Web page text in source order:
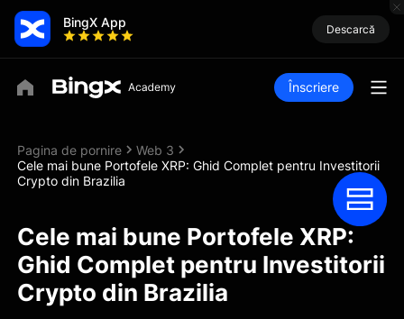
BingX App Descarcă
Înscriere
Pagina de pornire
Web 3
Cele mai bune Portofele XRP: Ghid Complet pentru Investitorii
Crypto din Brazilia
Cele mai bune Portofele XRP:
Ghid Complet pentru Investitorii
Crypto din Brazilia